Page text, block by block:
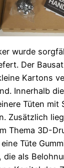
wurde
Der
Kartons
Innerhalb
Tüten mit
Zusätzlich
Thema 3D-
Tüte
die als